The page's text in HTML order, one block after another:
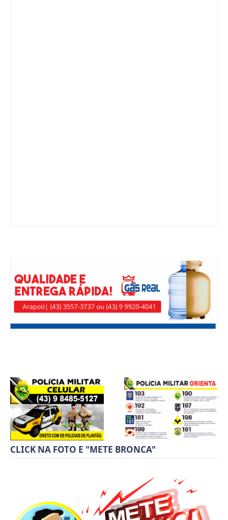
CLICK NA FOTO E "METE BRONCA"